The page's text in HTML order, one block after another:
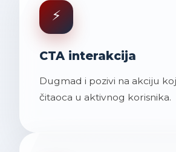
⚡
CTA interakcija
Dugmad i pozivi na akciju
čitaoca u aktivnog korisnika.